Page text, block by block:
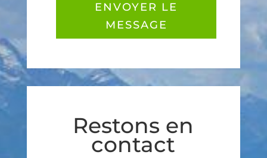
ENVOYER LE
MESSAGE
Restons en
contact